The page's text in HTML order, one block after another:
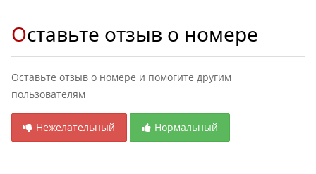
Оставьте отзыв о номере
Оставьте отзыв о номере и помогите другим
пользователям
Нежелательный Нормальный